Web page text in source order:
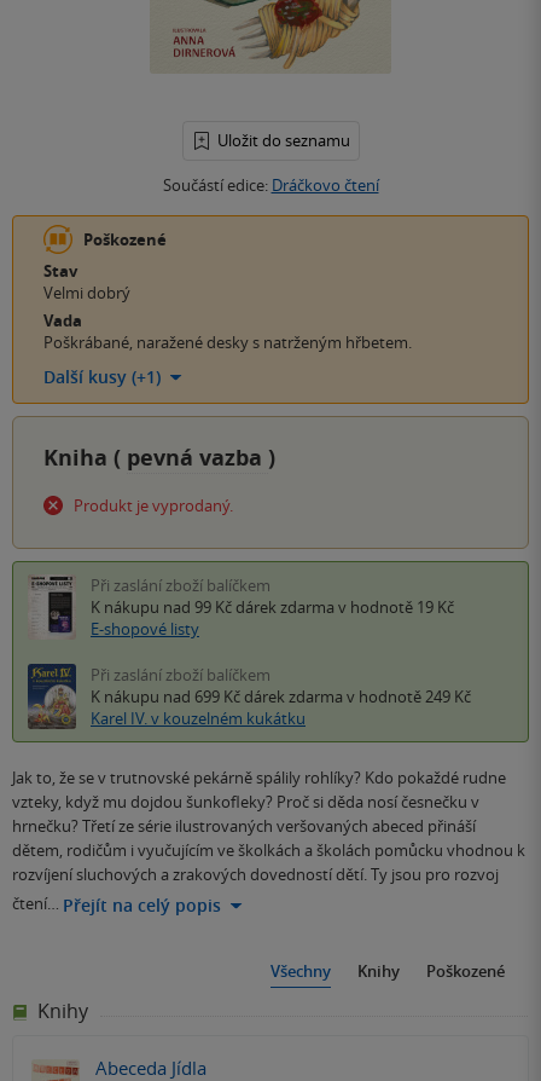
Uložit do seznamu
Součástí edice: Dráčkovo čtení
Poškozené
Stav
Velmi dobrý
Vada
Poškrábané, naražené desky s natrženým hřbetem.
Další kusy (+1)
Kniha ( pevná vazba )
Produkt je vyprodaný.
Při zaslání zboží balíčkem
K nákupu nad 99 Kč dárek zdarma v hodnotě 19 Kč
E-shopové listy
Při zaslání zboží balíčkem
K nákupu nad 699 Kč dárek zdarma v hodnotě 249 Kč
Karel IV. v kouzelném kukátku
Jak to, že se v trutnovské pekárně spálily rohlíky? Kdo pokaždé rudne
vzteky, když mu dojdou šunkofleky? Proč si děda nosí česnečku v
hrnečku? Třetí ze série ilustrovaných veršovaných abeced přináší
dětem, rodičům i vyučujícím ve školkách a školách pomůcku vhodnou k
rozvíjení sluchových a zrakových dovedností dětí. Ty jsou pro rozvoj
čtení… Přejít na celý popis
Všechny Knihy Poškozené
Knihy
Abeceda Jídla